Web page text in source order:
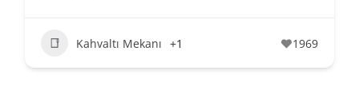
Kahvaltı Mekanı +1 1969